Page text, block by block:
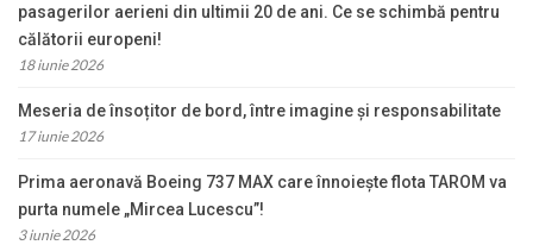
pasagerilor aerieni din ultimii 20 de ani. Ce se schimbă pentru
călătorii europeni!
18 iunie 2026
Meseria de însoțitor de bord, între imagine și responsabilitate
17 iunie 2026
Prima aeronavă Boeing 737 MAX care înnoiește flota TAROM va
purta numele „Mircea Lucescu”!
3 iunie 2026